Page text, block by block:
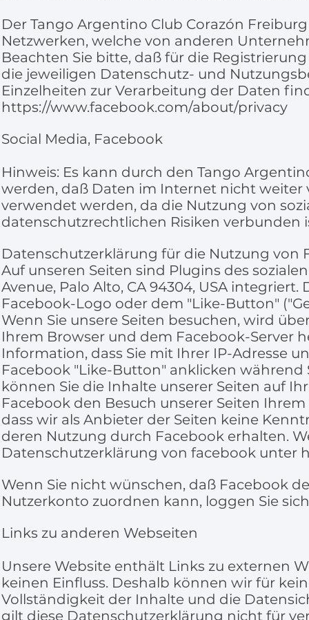
Der Tango Argentino Club Corazón
Netzwerken, welche von anderen
Beachten Sie bitte, daß für die
die jeweiligen Datenschutz- und
Einzelheiten zur Verarbeitung der Daten
https://www.facebook.com/about/privacy
Social Media, Facebook
Hinweis: Es kann durch den Tango
werden, daß Daten im Internet nicht
verwendet werden, da die Nutzung von
datenschutzrechtlichen Risiken verbunden
Datenschutzerklärung für die Nutzung von
Auf unseren Seiten sind Plugins des
Avenue, Palo Alto, CA 94304, USA
Facebook-Logo oder dem "Like-Button"
Wenn Sie unsere Seiten besuchen, wird
Ihrem Browser und dem Facebook-Server
Information, dass Sie mit Ihrer IP-Adresse
Facebook "Like-Button" anklicken
können Sie die Inhalte unserer Seiten auf
Facebook den Besuch unserer Seiten
dass wir als Anbieter der Seiten keine
deren Nutzung durch Facebook erhalten.
Datenschutzerklärung von facebook unter
Wenn Sie nicht wünschen, daß Facebook
Nutzerkonto zuordnen kann, loggen Sie
Links zu anderen Webseiten
Unsere Website enthält Links zu externen
keinen Einfluss. Deshalb können wir für
Vollständigkeit der Inhalte und die
gilt diese Datenschutzerklärung nicht für